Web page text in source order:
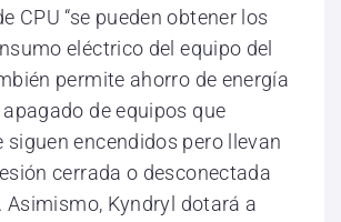
CPU “se pueden obtener los
eléctrico del equipo del
permite ahorro de energía
de equipos que
siguen encendidos pero llevan
cerrada o desconectada
Asimismo, Kyndryl dotará a